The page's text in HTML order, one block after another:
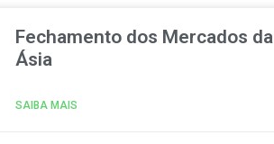
Fechamento dos Mercados da
Ásia
SAIBA MAIS